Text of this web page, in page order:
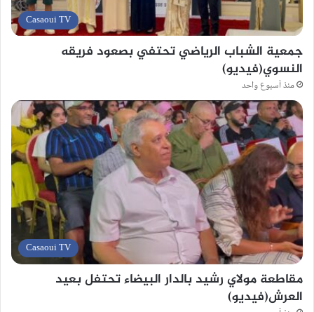
Casaoui TV
جمعية الشباب الرياضي تحتفي بصعود فريقه
النسوي(فيديو)
منذ أسبوع واحد
Casaoui TV
مقاطعة مولاي رشيد بالدار البيضاء تحتفل بعيد
العرش(فيديو)